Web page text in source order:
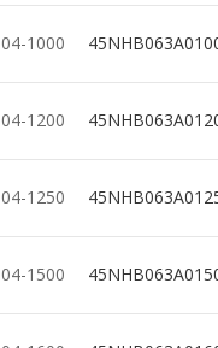
1000
1200
1250
1500